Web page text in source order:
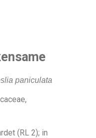
paniculata
(RL 2); in